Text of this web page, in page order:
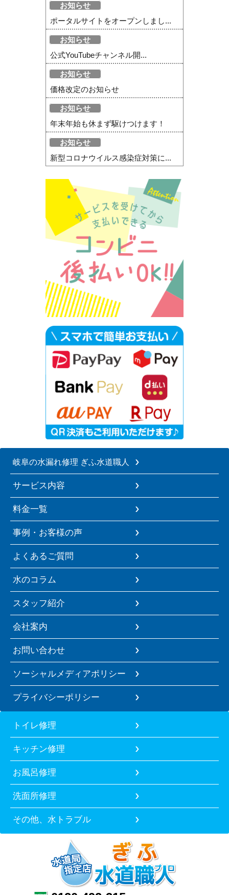
お知らせ
ポータルサイトをオープンしまし...
お知らせ
公式YouTubeチャンネル開...
お知らせ
価格改定のお知らせ
お知らせ
年末年始も休まず駆けつけます！
お知らせ
新型コロナウイルス感染症対策に...
岐阜の水漏れ修理 ぎふ水道職人
サービス内容
料金一覧
事例・お客様の声
よくあるご質問
水のコラム
スタッフ紹介
会社案内
お問い合わせ
ソーシャルメディアポリシー
プライバシーポリシー
トイレ修理
キッチン修理
お風呂修理
洗面所修理
その他、水トラブル